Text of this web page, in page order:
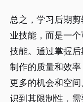
总之，学习后期
业技能，而是一
技能。通过掌握
制作的质量和效
更多的机会和空
识到其限制性，